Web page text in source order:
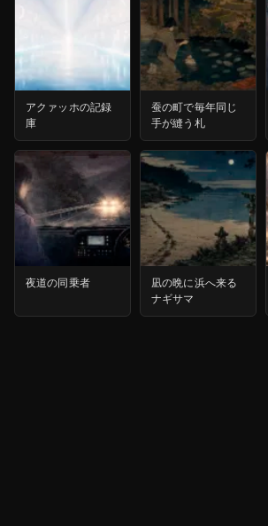
アクァッホの記録
庫
蚕の町で毎年同じ
手が縫う札
夜道の同乗者
凪の晩に浜へ来る
ナギサマ